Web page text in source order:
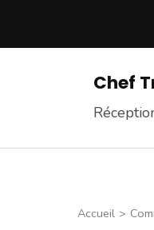
Chef
Accueil >